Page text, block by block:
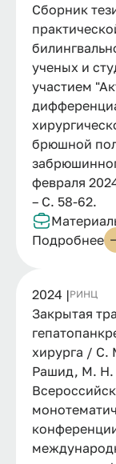
Сборник
ученых и
участием
брюшной
февраля
– С. 58-62.
Подробнее
2024 |РИНЦ
Закрытая
хирурга / С.
Рашид, М. Н.